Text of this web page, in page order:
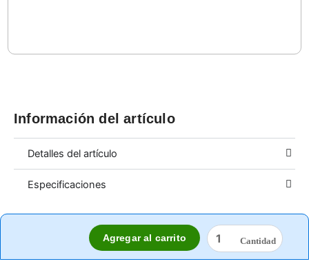
Información del artículo
Detalles del artículo
Especificaciones
138
LENTE
AERO
Agregar al carrito